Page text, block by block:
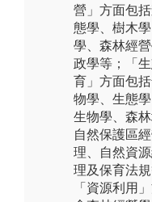
營」方面包
態學、樹木
學、森林經
政學等；「
育」方面包
物學、生態
生物學、森林
自然保護區
理、自然資
理及保育法規
「資源利用